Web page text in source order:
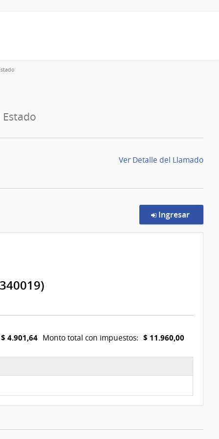
Ver Detalle del Llamado
Ingresar
$ 4.901,64 Monto total con impuestos: $ 11.960,00